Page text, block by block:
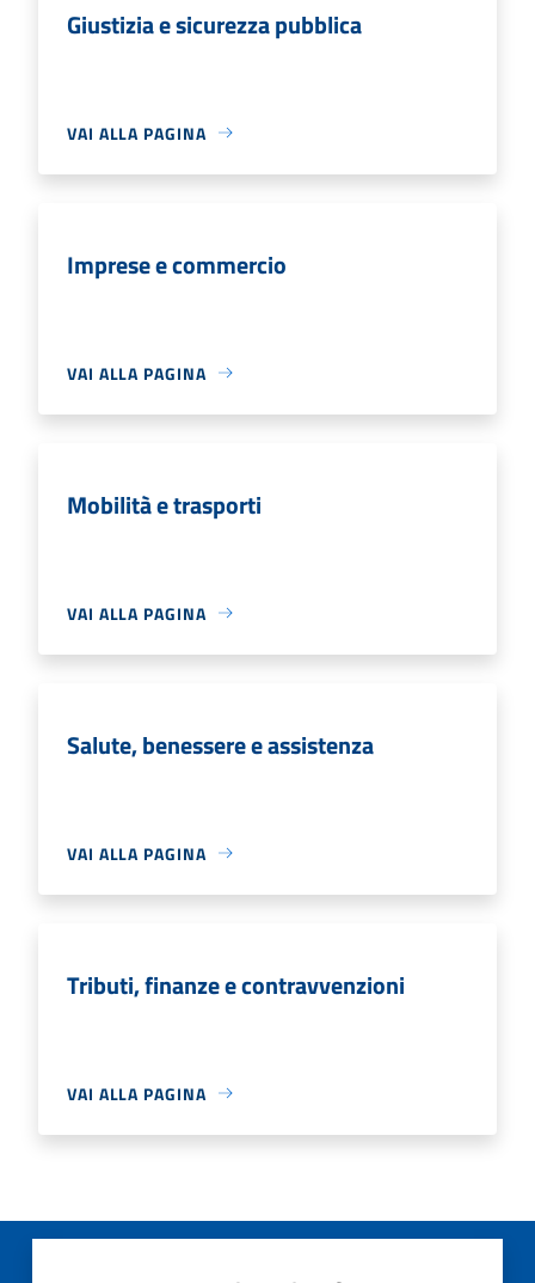
Giustizia e sicurezza pubblica
VAI ALLA PAGINA
Imprese e commercio
VAI ALLA PAGINA
Mobilità e trasporti
VAI ALLA PAGINA
Salute, benessere e assistenza
VAI ALLA PAGINA
Tributi, finanze e contravvenzioni
VAI ALLA PAGINA